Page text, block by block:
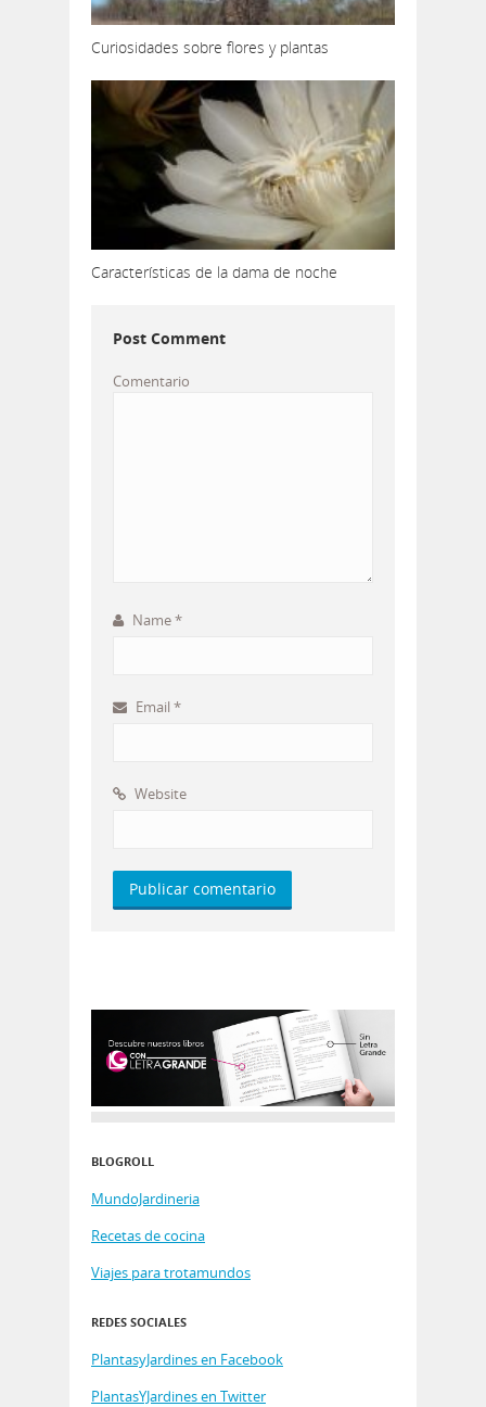
Curiosidades sobre flores y plantas
Características de la dama de noche
Post Comment
Comentario
Name*
Email *
Website
BLOGROLL
MundoJardineria
Recetas de cocina
Viajes para trotamundos
REDES SOCIALES
PlantasyJardines en Facebook
PlantasYJardines en Twitter